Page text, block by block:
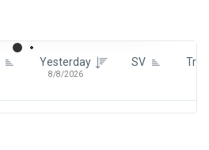
Yesterday
8/8/2026
SV